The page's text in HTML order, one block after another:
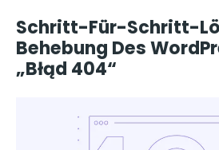
Schritt-Für-Schritt-
Behebung Des
„błąd 404“